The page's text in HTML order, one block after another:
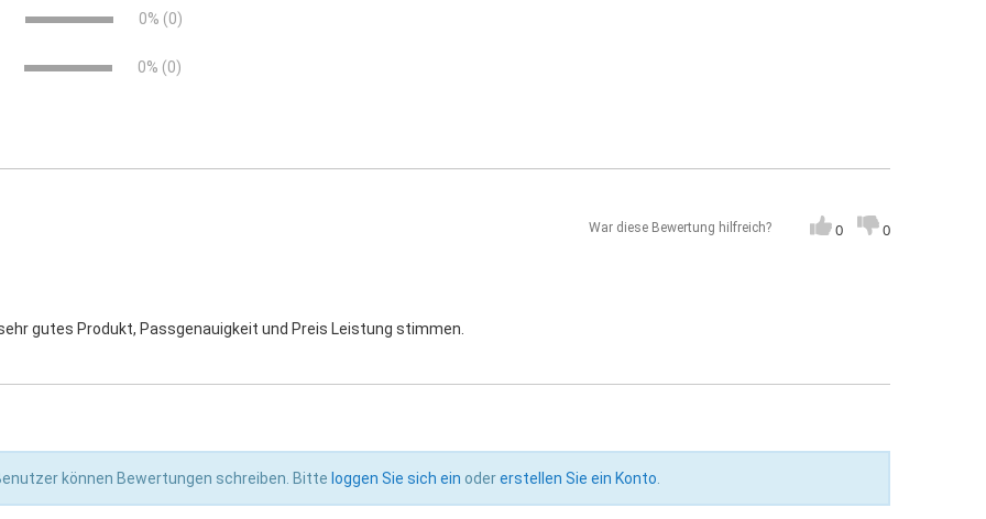
0% (0)
0% (0)
gutes Produkt, Passgenauigkeit und Preis Leistung stimmen.
War diese Bewertung hilfreich? 0 0
können Bewertungen schreiben. Bitte loggen Sie sich ein odererstellen Sie ein Konto